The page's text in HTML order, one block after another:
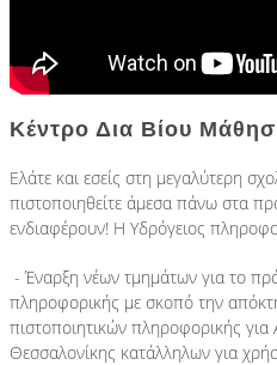
Υδρόγειος
Κέντρο Δια Βίου
Ελάτε και εσείς στη μεγαλύτερη
πιστοποιηθείτε άμεσα πάνω στα
ενδιαφέρουν! Η Υδρόγειος
- Έναρξη νέων τμημάτων για τo
πληροφορικής με σκοπό την
πιστοποιητικών πληροφορικής για
Θεσσαλονίκης κατάλληλων για